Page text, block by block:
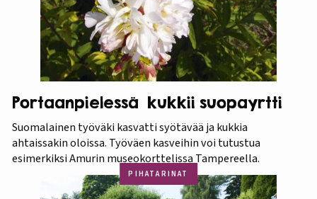
Portaanpielessä kukkii suopayrtti
Suomalainen työväki kasvatti syötävää ja kukkia
ahtaissakin oloissa. Työväen kasveihin voi tutustua
esimerkiksi Amurin museokorttelissa Tampereella.
PIHATARINAT